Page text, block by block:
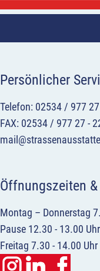
Persönlicher
Telefon: 02534 / 977
FAX: 02534 / 977 27 -
Öffnungszeiten
Montag – Donnerstag
Pause 12.30 - 13.00 Uhr
Freitag 7.30 - 14.00 Uhr